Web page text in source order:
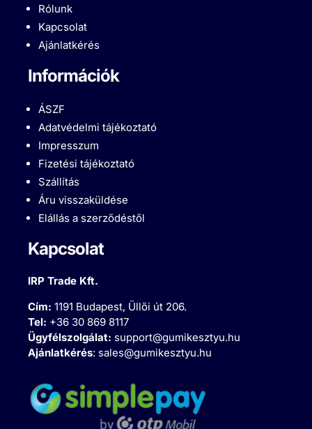
Rólunk
Kapcsolat
Ajánlatkérés
Információk
ÁSZF
Adatvédelmi tájékoztató
Impresszum
Fizetési tájékoztató
Szállítás
Áru visszaküldése
Elállás a szerződéstől
Kapcsolat
IRP Trade Kft.
Cím:1191 Budapest, Üllői út 206.
Tel: +36 30 869 8117
Ügyfélszolgálat: support@gumikesztyu.hu
Ajánlatkérés: sales@gumikesztyu.hu